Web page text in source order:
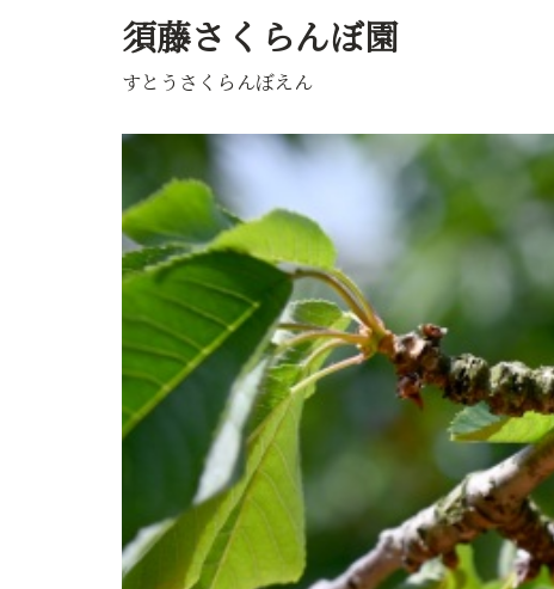
須藤さくらんぼ園
すとうさくらんぼえん